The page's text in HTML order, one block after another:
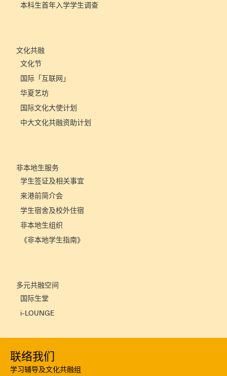
本科生首年入学学生调查
文化共融
文化节
国际「互联网」
华夏艺坊
国际文化大使计划
中大文化共融资助计划
非本地生服务
学生签证及相关事宜
来港前简介会
学生宿舍及校外住宿
非本地生组织
《非本地学生指南》
多元共融空间
国际生堂
i-LOUNGE
联络我们
学习辅导及文化共融组